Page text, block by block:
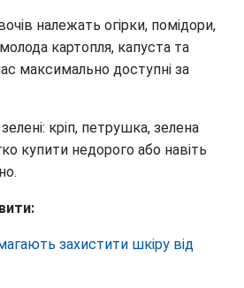
належать огірки, помідори,
картопля, капуста та
максимально доступні за
кріп, петрушка, зелена
купити недорого або навіть
захистити шкіру від